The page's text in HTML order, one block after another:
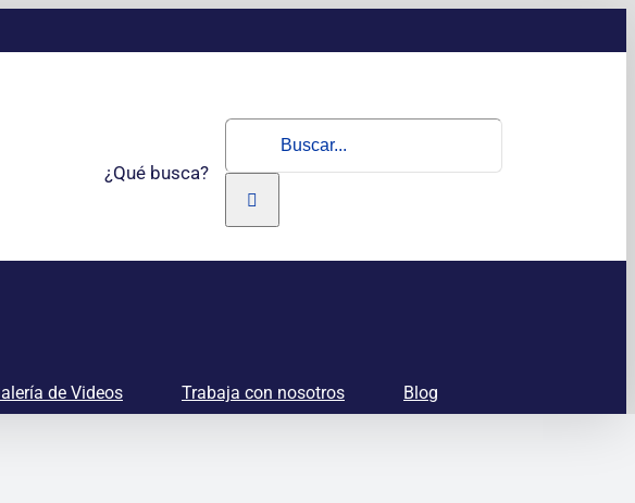
¿Qué busca?
Buscar:
de Videos Trabaja con nosotros Blog